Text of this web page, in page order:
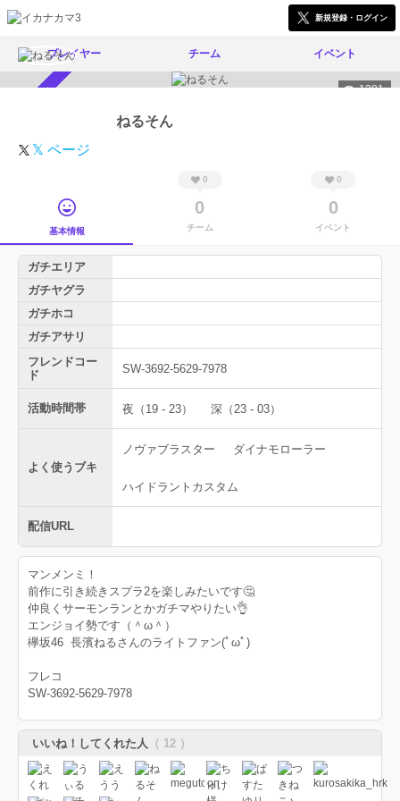
新規登録・ログイン
プレイヤー チーム イベント
1381
ねるそん
𝕏 ページ
基本情報
0
0
チーム
0
0
イベント
ガチエリア
ガチヤグラ
ガチホコ
ガチアサリ
フレンドコー
ド
SW-3692-5629-7978
活動時間帯 夜（19 - 23） 深（23 - 03）
よく使うブキ
ノヴァブラスター ダイナモローラー
ハイドラントカスタム
配信URL
マンメンミ！
前作に引き続きスプラ2を楽しみたいです🤔
仲良くサーモンランとかガチマやりたい👌
エンジョイ勢です（＾ω＾）
欅坂46 長濱ねるさんのライトファン(ﾟωﾟ)
フレコ
SW-3692-5629-7978
いいね！してくれた人 （ 12 ）